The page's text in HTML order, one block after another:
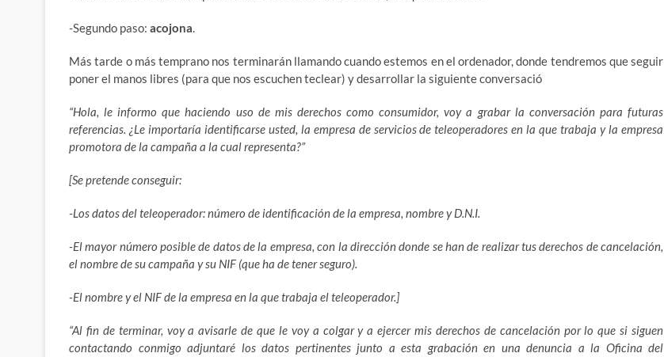
-Segundo paso: acojona.
Más tarde o más temprano nos terminarán llamando cuando estemos en el ordenador, donde tendremos que seguir
poner el manos libres (para que nos escuchen teclear) y desarrollar la siguiente conversació
“Hola, le informo que haciendo uso de mis derechos como consumidor, voy a grabar la conversación para futuras
referencias. ¿Le importaría identificarse usted, la empresa de servicios de teleoperadores en la que trabaja y la empresa
promotora de la campaña a la cual representa?”
[Se pretende conseguir:
-Los datos del teleoperador: número de identificación de la empresa, nombre y D.N.I.
-El mayor número posible de datos de la empresa, con la dirección donde se han de realizar tusderechos de cancelación,
el nombre de su campaña y su NIF (que ha de tener seguro).
-El nombre y el NIF de la empresa en la que trabaja el teleoperador.]
“Al fin de terminar, voy a avisarle de que le voy a colgar y a ejercer mis derechos de cancelación por lo que si siguen
contactando conmigo adjuntaré los datos pertinentes junto a esta grabación en una denuncia a la Oficina del